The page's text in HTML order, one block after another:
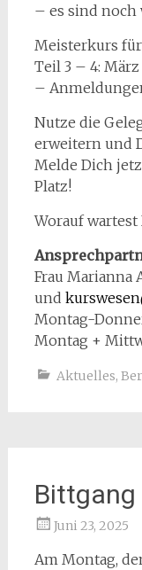
– es sind noch
Meisterkurs
Teil 3 – 4:
–
Nutze die
erweitern und
Melde Dich
Platz!
Worauf wartest
Frau Marianna
und
Montag-
Montag +
Aktuelles,
Bittgang
Juni 23, 2025
Am Montag,